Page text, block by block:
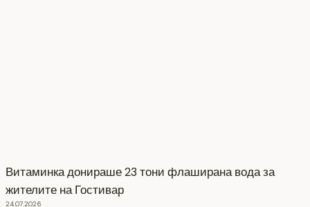
Витаминка донираше 23 тони флаширана вода за
жителите на Гостивар
24.07.2026